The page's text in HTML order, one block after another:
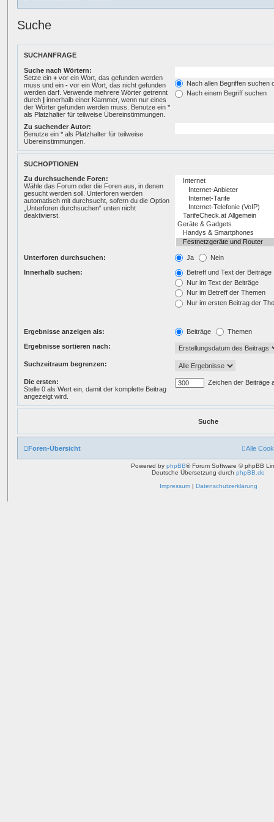
Suche
SUCHANFRAGE
Suche nach Wörtern:
Setze ein + vor ein Wort, das gefunden werden
muss und ein - vor ein Wort, das nicht gefunden
werden darf. Verwende mehrere Wörter getrennt
durch | innerhalb einer Klammer, wenn nur eines
der Wörter gefunden werden muss. Benutze ein *
als Platzhalter für teilweise Übereinstimmungen.
Nach allen Begriffen suchen
Nach einem Begriff suchen
Zu suchender Autor:
Benutze ein * als Platzhalter für teilweise
Übereinstimmungen.
SUCHOPTIONEN
Zu durchsuchende Foren:
Wähle das Forum oder die Foren aus, in denen
gesucht werden soll. Unterforen werden
automatisch mit durchsucht, sofern du die Option
„Unterforen durchsuchen“ unten nicht
deaktivierst.
Unterforen durchsuchen: Ja Nein
Innerhalb suchen:
Betreff und Text der Beiträge
Nur im Text der Beiträge
Nur im Betreff der Themen
Nur im ersten Beitrag der
Ergebnisse anzeigen als: Beiträge Themen
Ergebnisse sortieren nach:
Suchzeitraum begrenzen:
Die ersten:
Stelle 0 als Wert ein, damit der komplette Beitrag
angezeigt wird.
Zeichen der Beiträge
Foren-Übersicht Alle
Powered by phpBB® Forum Software © phpBB
Deutsche Übersetzung durch phpBB.de
Impressum| Datenschutzerklärung